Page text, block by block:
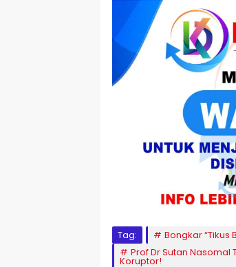
Tag:
Bongkar “Tikus
Prof Dr Sutan
Koruptor!